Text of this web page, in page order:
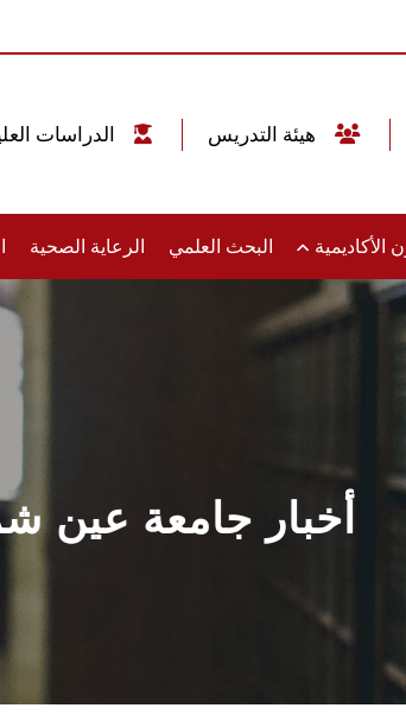
الأكاديمية البحث العلمي الرعاية الصحية
أخبار جامعة